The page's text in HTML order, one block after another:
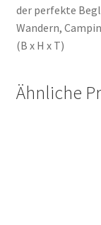
der perfekte
Wandern,
(B x H x T)
Ähnliche